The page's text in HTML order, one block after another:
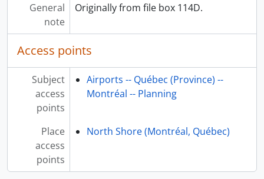
General
note
Originally from file box 114D.
Access points
Subject
access
points
Airports -- Québec (Province) --
Montréal -- Planning
Place
access
points
North Shore (Montréal, Québec)